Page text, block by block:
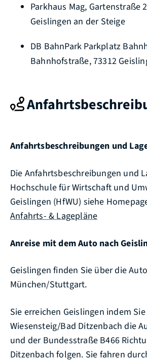
Parkhaus Mag, Gartenstraße
Geislingen an der Steige
DB BahnPark Parkplatz
Bahnhofstraße, 73312
Anfahrtsbeschreibungen und
Die Anfahrtsbeschreibungen und
Hochschule für Wirtschaft und
Geislingen (HfWU) siehe
Anfahrts- & Lagepläne
Anreise mit dem Auto nach
Geislingen finden Sie über die
München/Stuttgart.
Sie erreichen Geislingen indem
Wiesensteig/Bad Ditzenbach die
und der Bundesstraße B466
Ditzenbach folgen. Sie fahren